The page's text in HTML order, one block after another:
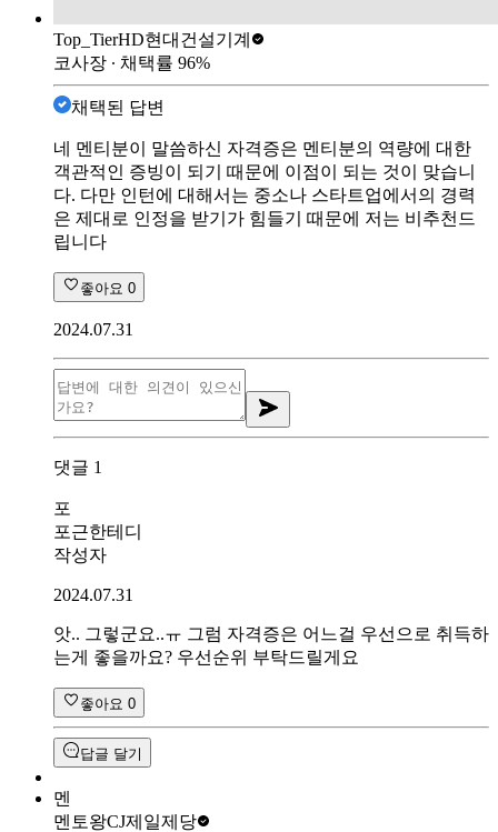
Top_TierHD현대건설기계
코사장 ∙ 채택률 96%
채택된 답변
네 멘티분이 말씀하신 자격증은 멘티분의 역량에 대한
객관적인 증빙이 되기 때문에 이점이 되는 것이 맞습니
다. 다만 인턴에 대해서는 중소나 스타트업에서의 경력
은 제대로 인정을 받기가 힘들기 때문에 저는 비추천드
립니다
좋아요 0
2024.07.31
댓글 1
포
포근한테디
작성자
2024.07.31
앗.. 그렇군요..ㅠ 그럼 자격증은 어느걸 우선으로 취득하
는게 좋을까요? 우선순위 부탁드릴게요
좋아요 0
답글 달기
멘
멘토왕CJ제일제당